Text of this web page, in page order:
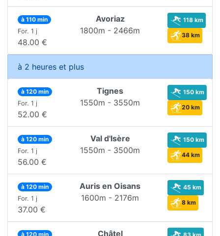
à 110 min
For. 1 j
48.00 €
Avoriaz
1800m - 2466m
118 km
38 km
à 2 heures et plus
à 120 min
For. 1 j
52.00 €
Tignes
1550m - 3550m
150 km
20 km
à 120 min
For. 1 j
56.00 €
Val d'Isère
1550m - 3500m
150 km
44 km
à 120 min
For. 1 j
37.00 €
Auris en Oisans
1600m - 2176m
45 km
8 km
à 120 min Châtel